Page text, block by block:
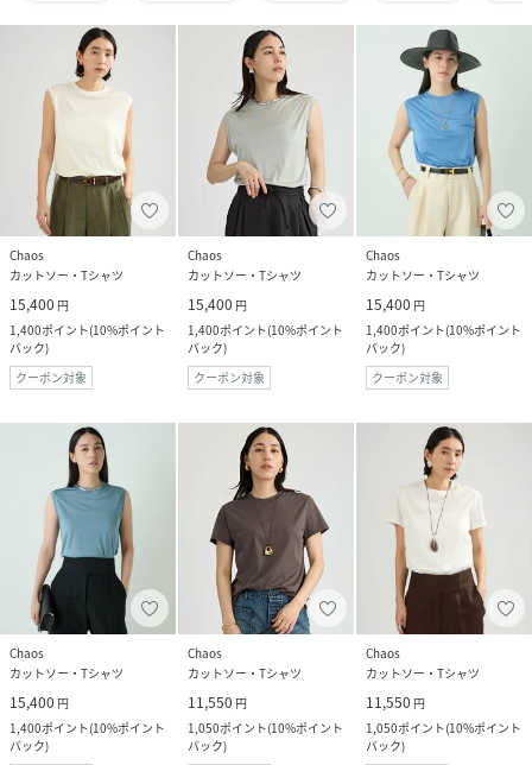
Chaos
カットソー・Tシャツ
15,400 円
1,400ポイント(10%ポイント
バック)
クーポン対象
Chaos
カットソー・Tシャツ
15,400 円
1,400ポイント(10%ポイント
バック)
クーポン対象
Chaos
カットソー・Tシャツ
15,400 円
1,400ポイント(10%ポイント
バック)
クーポン対象
Chaos
カットソー・Tシャツ
15,400 円
1,400ポイント(10%ポイント
バック)
Chaos
カットソー・Tシャツ
11,550 円
1,050ポイント(10%ポイント
バック)
Chaos
カットソー・Tシャツ
11,550 円
1,050ポイント(10%ポイント
バック)